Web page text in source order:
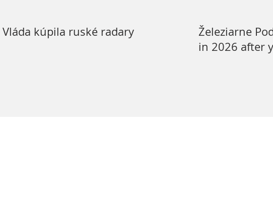
Vláda kúpila ruské radary
Železiarne
in 2026 after